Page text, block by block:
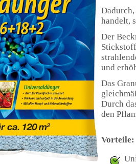
handelt,
Der
und
Das
Durch
den
Vorteile: